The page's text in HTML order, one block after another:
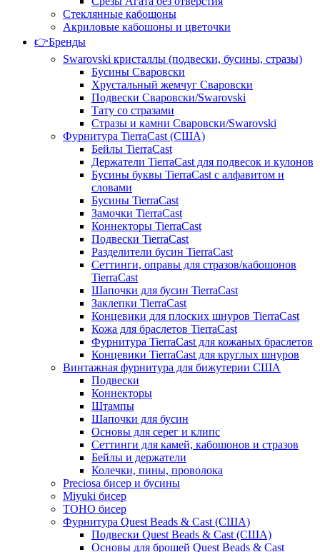
Стеклянные кабошоны
Акриловые кабошоны и цветочки
👉Бренды
Swarovski кристаллы (подвески, бусины, стразы)
Бусины Сваровски
Хрустальный жемчуг Сваровски
Подвески Сваровски/Swarovski
Тату со стразами
Стразы и камни Сваровски/Swarovski
Фурнитура TierraCast (США)
Бейлы TierraCast
Держатели TierraCast для подвесок и кулонов
Бусины буквы TierraCast с алфавитом и
словами
Бусины TierraCast
Замочки TierraCast
Коннекторы TierraCast
Подвески TierraCast
Разделители бусин TierraCast
Сеттинги, оправы для стразов/кабошонов
TierraCast
Шапочки для бусин TierraCast
Заклепки TierraCast
Концевики для плоских шнуров TierraCast
Кожа для браслетов TierraCast
Фурнитура TierraCast для кожаных браслетов
Концевики TierraCast для круглых шнуров
Винтажная фурнитура для бижутерии США
Подвески
Коннекторы
Штампы
Шапочки для бусин
Основы для серег и клипс
Сеттинги для камей, кабошонов и стразов
Бейлы и держатели
Колечки, пины, проволока
Preciosa бисер и бусины
Miyuki бисер
TOHO бисер
Фурнитура Quest Beads & Cast (США)
Подвески Quest Beads & Cast (США)
Основы для брошей Quest Beads & Cast